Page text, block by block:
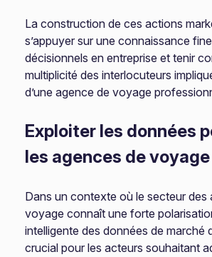
La construction de ces actions
s’appuyer sur une connaissance
décisionnels en entreprise et tenir
multiplicité des interlocuteurs
d’une agence de voyage
Exploiter les données
les agences de voyage
Dans un contexte où le secteur des
voyage connaît une forte
intelligente des données de marché
crucial pour les acteurs souhaitant